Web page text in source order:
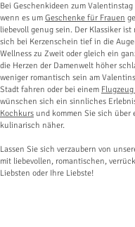
Bei Geschenkideen zum
wenn es um Geschenke für Frauen
liebevoll genug sein. Der Klassiker
sich bei Kerzenschein tief in die
Wellness zu Zweit oder gleich ein
die Herzen der Damenwelt höher
weniger romantisch sein am
Stadt fahren oder bei einem
wünschen sich ein sinnliches
Kochkurs und kommen Sie sich
kulinarisch näher.
Lassen Sie sich verzaubern von
mit liebevollen, romantischen,
Liebsten oder Ihre Liebste!